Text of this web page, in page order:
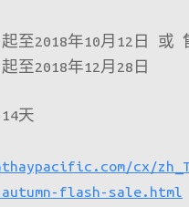
至2018年10月12日 或
至2018年12月28日
天
cx/
flash-sale.html